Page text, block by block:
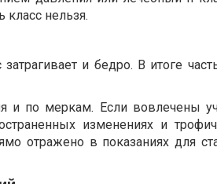
нельзя.
и бедро. В итоге
и по меркам. Если вовлечены
изменениях и
отражено в показаниях для